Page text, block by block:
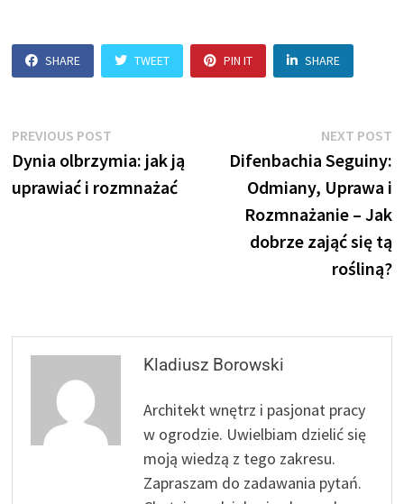
SHARE TWEET PIN IT SHARE
Nawigacja
wpisu
PREVIOUS POST
post:
Dynia olbrzymia: jak ją
uprawiać i rozmnażać
NEXT POST
Difenbachia Seguiny:
Odmiany, Uprawa i
Rozmnażanie – Jak
dobrze zająć się tą
rośliną?
Kladiusz Borowski
Architekt wnętrz i pasjonat pracy
w ogrodzie. Uwielbiam dzielić się
moją wiedzą z tego zakresu.
Zapraszam do zadawania pytań.